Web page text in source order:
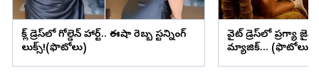
బ్లాక్ డ్రెస్‌లో గోల్డెన్ హార్ట్.. ఈషా రెబ్బ స్టన్నింగ్
లుక్స్!(ఫొటోలు)
వైట్ డ్రెస్‌లో ప్రగ్యా
మ్యాజిక్... (ఫొటోలు)